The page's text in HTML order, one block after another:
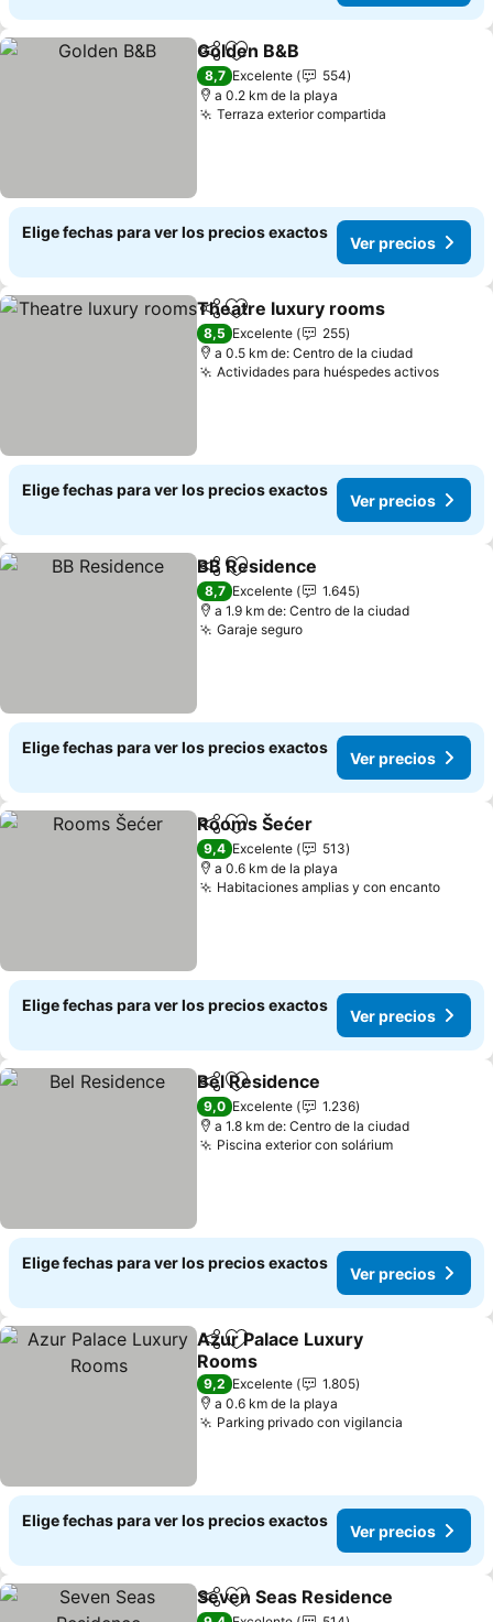
CompartirAgregar a favoritos
Golden B&B
8,7 Excelente
554
a 0.2 km de la playa
Terraza exterior compartida
Elige fechas para ver los precios exactos
Ver precios
CompartirAgregar a favoritos
Theatre luxury rooms
8,5 Excelente
255
a 0.5 km de: Centro de la ciudad
Actividades para huéspedes activos
Elige fechas para ver los precios exactos
Ver precios
CompartirAgregar a favoritos
BB Residence
8,7 Excelente
1.645
a 1.9 km de: Centro de la ciudad
Garaje seguro
Elige fechas para ver los precios exactos
Ver precios
CompartirAgregar a favoritos
Rooms Šećer
9,4 Excelente
513
a 0.6 km de la playa
Habitaciones amplias y con encanto
Elige fechas para ver los precios exactos
Ver precios
CompartirAgregar a favoritos
Bel Residence
9,0 Excelente
1.236
a 1.8 km de: Centro de la ciudad
Piscina exterior con solárium
Elige fechas para ver los precios exactos
Ver precios
CompartirAgregar a favoritos
Azur Palace Luxury
Rooms
9,2 Excelente
1.805
a 0.6 km de la playa
Parking privado con vigilancia
Elige fechas para ver los precios exactos
Ver precios
CompartirAgregar a favoritos
Seven Seas Residence